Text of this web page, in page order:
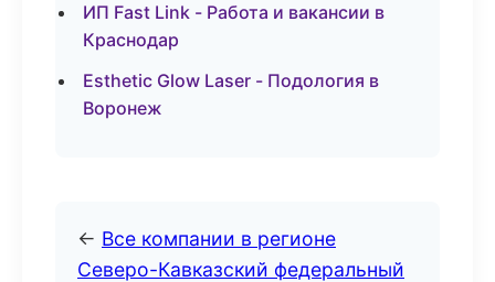
ИП Fast Link - Работа и вакансии в
Краснодар
Esthetic Glow Laser - Подология в
Воронеж
← Все компании в регионе
Северо-Кавказский федеральный